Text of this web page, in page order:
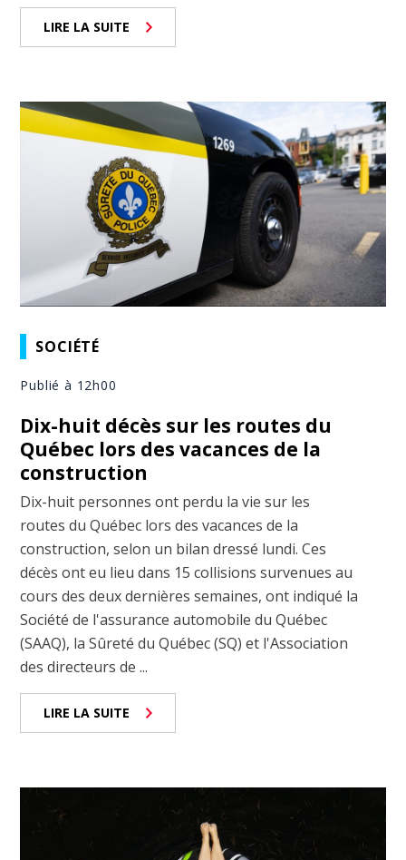
LIRE LA SUITE
SOCIÉTÉ
Publié à 12h00
Dix-huit décès sur les routes du
Québec lors des vacances de la
construction
Dix-huit personnes ont perdu la vie sur les
routes du Québec lors des vacances de la
construction, selon un bilan dressé lundi. Ces
décès ont eu lieu dans 15 collisions survenues au
cours des deux dernières semaines, ont indiqué la
Société de l'assurance automobile du Québec
(SAAQ), la Sûreté du Québec (SQ) et l'Association
des directeurs de ...
LIRE LA SUITE